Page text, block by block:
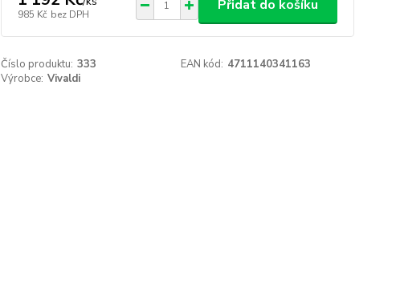
985 Kč bez DPH
Přidat do košíku
Číslo produktu: 333 EAN kód: 4711140341163
Výrobce: Vivaldi